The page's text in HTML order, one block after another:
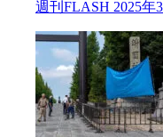
週刊FLASH 2025年